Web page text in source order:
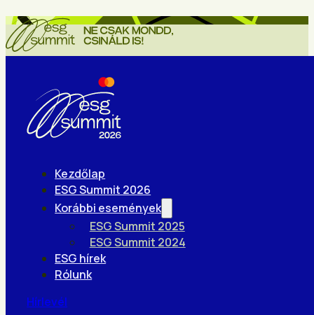
Kezdőlap
ESG Summit 2026
Korábbi események
ESG Summit 2025
ESG Summit 2024
ESG hírek
Rólunk
Hírlevél